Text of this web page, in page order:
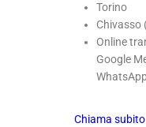
Torino
Chivasso
Online
Google
Chiama subito